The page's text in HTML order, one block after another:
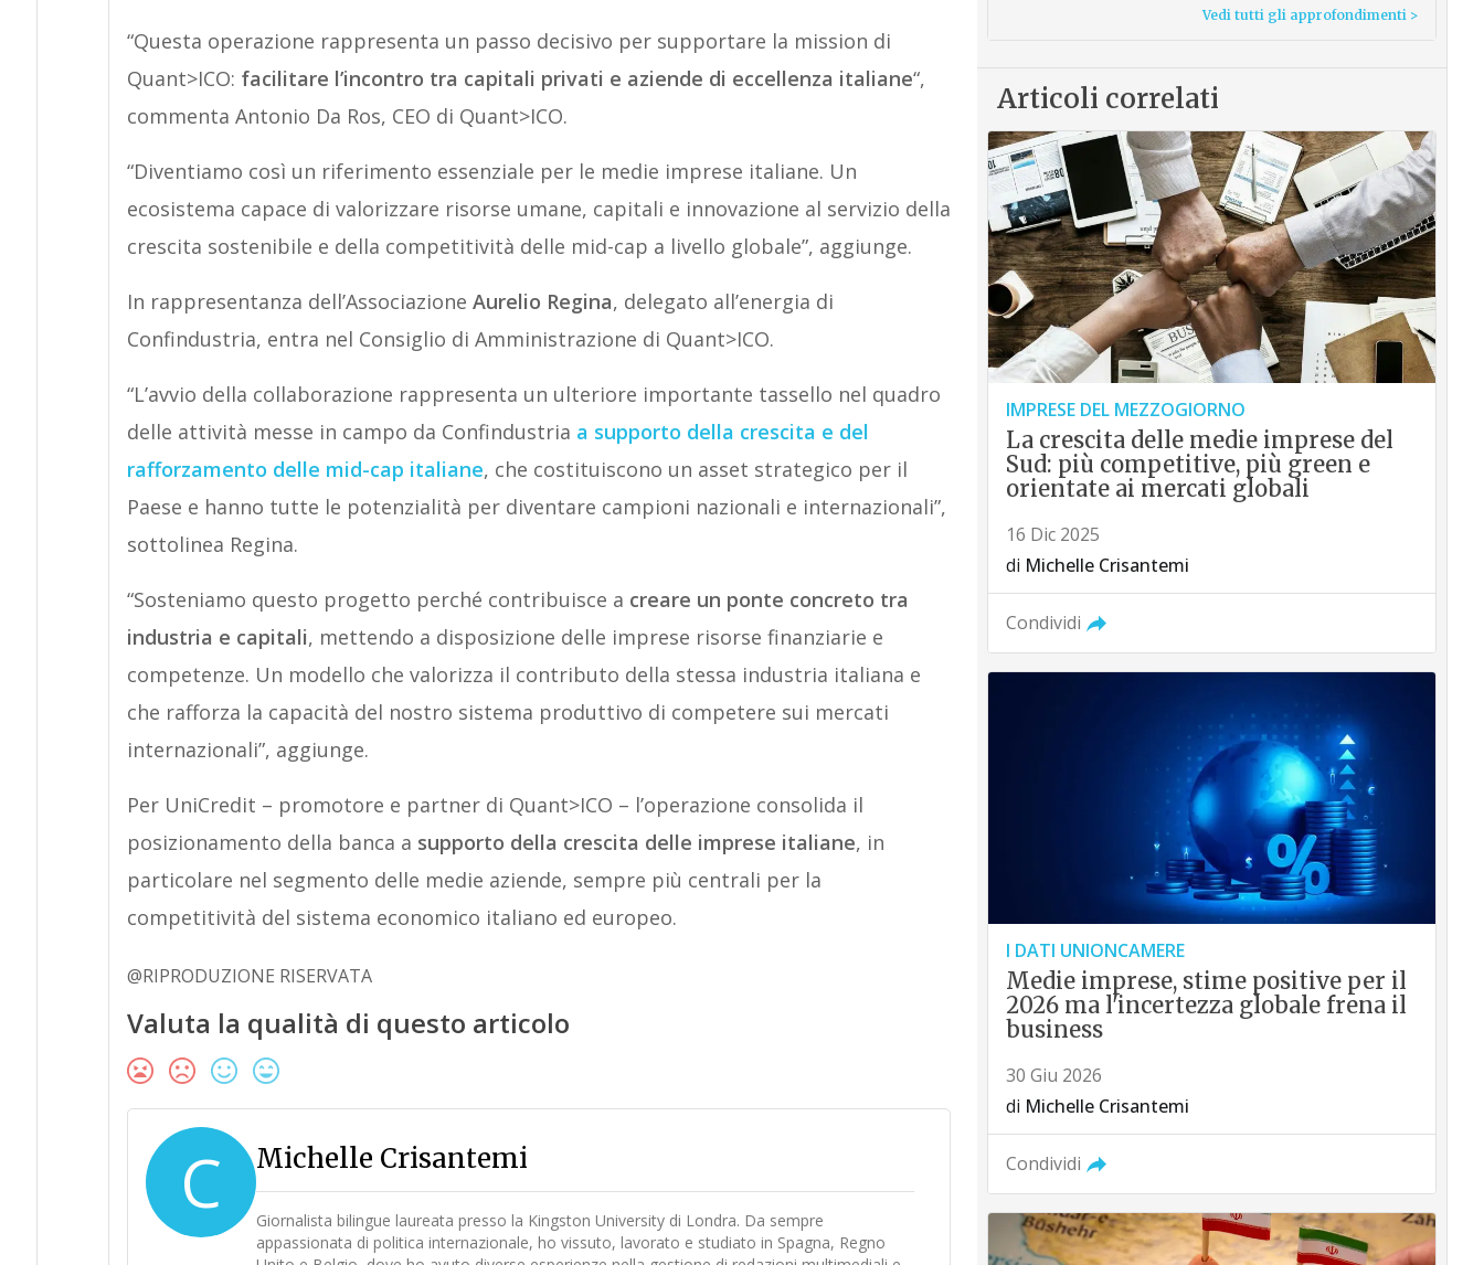
“Questa operazione rappresenta un passo decisivo per supportare la mission di
Quant>ICO: facilitare l’incontro tra capitali privati e aziende di eccellenza italiane“,
commenta Antonio Da Ros, CEO di Quant>ICO.
“Diventiamo così un riferimento essenziale per le medie imprese italiane. Un
ecosistema capace di valorizzare risorse umane, capitali e innovazione al servizio della
crescita sostenibile e della competitività delle mid-cap a livello globale”, aggiunge.
In rappresentanza dell’Associazione Aurelio Regina, delegato all’energia di
Confindustria, entra nel Consiglio di Amministrazione di Quant>ICO.
“L’avvio della collaborazione rappresenta un ulteriore importante tassello nel quadro
delle attività messe in campo da Confindustria a supporto della crescita e del
rafforzamento delle mid-cap italiane, che costituiscono un asset strategico per il
Paese e hanno tutte le potenzialità per diventare campioni nazionali e internazionali”,
sottolinea Regina.
“Sosteniamo questo progetto perché contribuisce a creare un ponte concreto tra
industria e capitali, mettendo a disposizione delle imprese risorse finanziarie e
competenze. Un modello che valorizza il contributo della stessa industria italiana e
che rafforza la capacità del nostro sistema produttivo di competere sui mercati
internazionali”, aggiunge.
Per UniCredit – promotore e partner di Quant>ICO – l’operazione consolida il
posizionamento della banca a supporto della crescita delle imprese italiane, in
particolare nel segmento delle medie aziende, sempre più centrali per la
competitività del sistema economico italiano ed europeo.
@RIPRODUZIONE RISERVATA
Valuta la qualità di questo articolo
C Michelle Crisantemi
Giornalista bilingue laureata presso la Kingston University di Londra. Da sempre
appassionata di politica internazionale, ho vissuto, lavorato e studiato in Spagna, Regno
Vedi tutti gli approfondimenti >
Articoli correlati
IMPRESE DEL MEZZOGIORNO
La crescita delle medie imprese del
Sud: più competitive, più green e
orientate ai mercati globali
16 Dic 2025
di Michelle Crisantemi
Condividi
I DATI UNIONCAMERE
Medie imprese, stime positive per il
2026 ma l'incertezza globale frena il
business
30 Giu 2026
di Michelle Crisantemi
Condividi